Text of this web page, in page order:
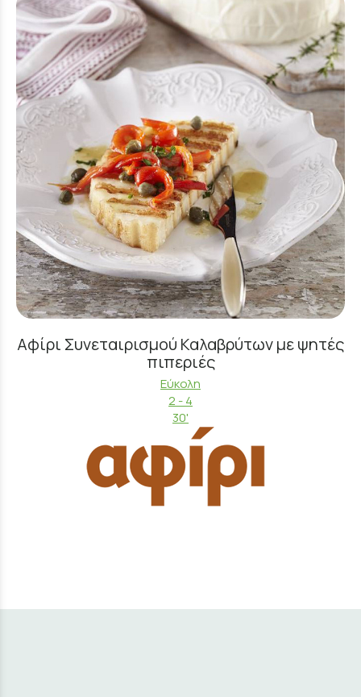
Αφίρι Συνεταιρισμού Καλαβρύτων με ψητές
πιπεριές
Εύκολη
2 - 4
30'